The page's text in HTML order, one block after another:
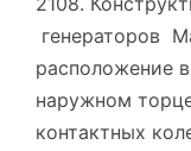
генераторов
расположение
наружном
контактных